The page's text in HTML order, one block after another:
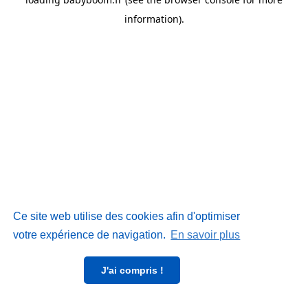
Ce site web utilise des cookies afin d'optimiser
votre expérience de navigation. En savoir plus
J'ai compris !
information).